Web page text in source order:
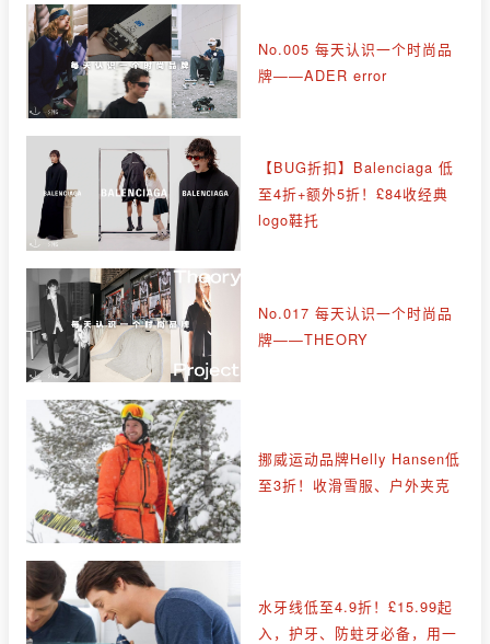
No.005 每天认识一个时尚品
牌——ADER error
【BUG折扣】Balenciaga 低
至4折+额外5折！£84收经典
logo鞋托
No.017 每天认识一个时尚品
牌——THEORY
挪威运动品牌Helly Hansen低
至3折！收滑雪服、户外夹克
水牙线低至4.9折！£15.99起
入，护牙、防蛀牙必备，用一